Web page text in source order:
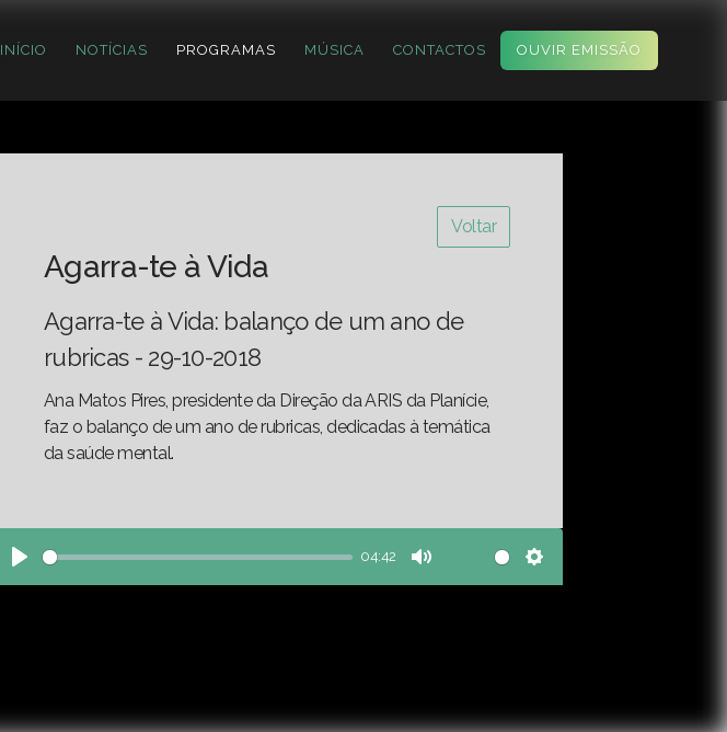
INÍCIO NOTÍCIAS PROGRAMAS MÚSICA CONTACTOS OUVIR EMISSÃO
Voltar
Agarra-te à Vida
Agarra-te à Vida: balanço de um ano de
rubricas - 29-10-2018
Ana Matos Pires, presidente da Direção da ARIS da Planície,
faz o balanço de um ano de rubricas, dedicadas à temática
da saúde mental.
Play
04:42
Mute Settings